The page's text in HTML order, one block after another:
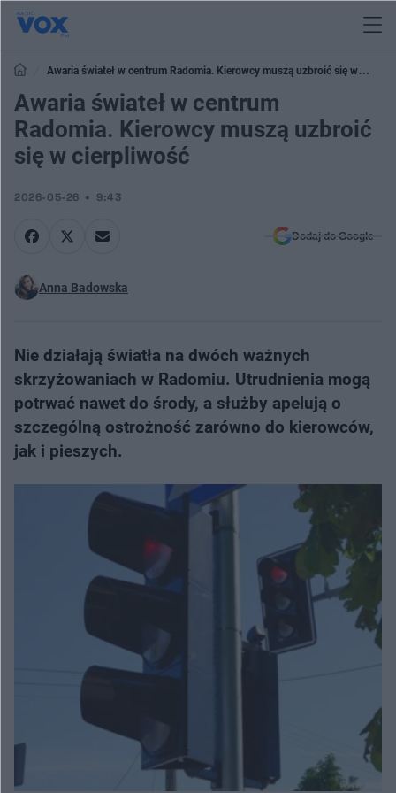
Awaria świateł w centrum Radomia. Kierowcy muszą uzbroić się w
cierpliwość
Awaria świateł w centrum
Radomia. Kierowcy muszą uzbroić
się w cierpliwość
2026-05-26 9:43
Dodaj do Google
Anna Badowska
Nie działają światła na dwóch ważnych
skrzyżowaniach w Radomiu. Utrudnienia mogą
potrwać nawet do środy, a służby apelują o
szczególną ostrożność zarówno do kierowców,
jak i pieszych.